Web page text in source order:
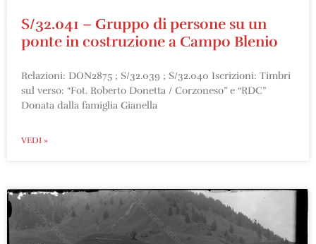
S/32.041 – Gruppo di persone su un
ponte in costruzione a Campo Blenio
Relazioni: DON2875 ; S/32.039 ; S/32.040 Iscrizioni: Timbri
sul verso: “Fot. Roberto Donetta / Corzoneso” e “RDC”
Donata dalla famiglia Gianella
VEDI »